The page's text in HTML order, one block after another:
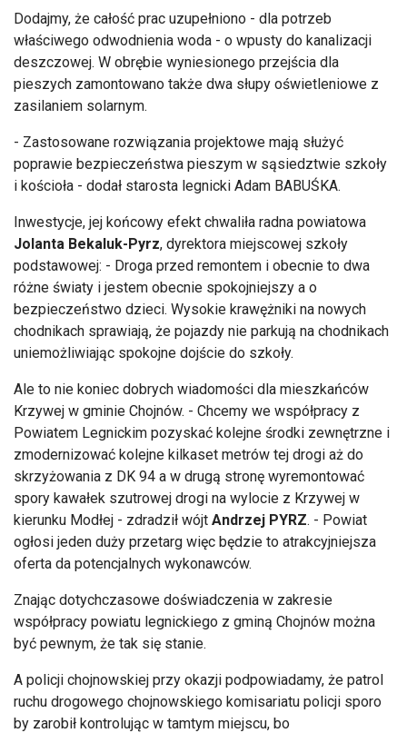
deszczowej. W obrębie wyniesionego przejścia dla
pieszych zamontowano także dwa słupy oświetleniowe z
zasilaniem solarnym.
- Zastosowane rozwiązania projektowe mają służyć
poprawie bezpieczeństwa pieszym w sąsiedztwie szkoły
i kościoła - dodał starosta legnicki Adam BABUŚKA.
Inwestycje, jej końcowy efekt chwaliła radna powiatowa
Jolanta Bekaluk-Pyrz, dyrektora miejscowej szkoły
podstawowej: - Droga przed remontem i obecnie to dwa
różne światy i jestem obecnie spokojniejszy a o
bezpieczeństwo dzieci. Wysokie krawężniki na nowych
chodnikach sprawiają, że pojazdy nie parkują na chodnikach
uniemożliwiając spokojne dojście do szkoły.
Ale to nie koniec dobrych wiadomości dla mieszkańców
Krzywej w gminie Chojnów. - Chcemy we współpracy z
Powiatem Legnickim pozyskać kolejne środki zewnętrzne i
zmodernizować kolejne kilkaset metrów tej drogi aż do
skrzyżowania z DK 94 a w drugą stronę wyremontować
spory kawałek szutrowej drogi na wylocie z Krzywej w
kierunku Modłej - zdradził wójtAndrzej PYRZ. - Powiat
ogłosi jeden duży przetarg więc będzie to atrakcyjniejsza
oferta da potencjalnych wykonawców.
Znając dotychczasowe doświadczenia w zakresie
współpracy powiatu legnickiego z gminą Chojnów można
być pewnym, że tak się stanie.
A policji chojnowskiej przy okazji podpowiadamy, że patrol
ruchu drogowego chojnowskiego komisariatu policji sporo
by zarobił kontrolując w tamtym miejscu, bo
ponadtonażowe pojazdy nic sobie nie robią z przepisów i
grzeją przez Krzywą ile mocy w silniku...